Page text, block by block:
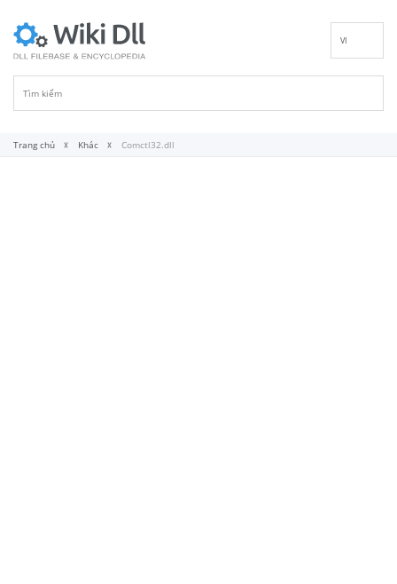
VI
Trang chủ Khác Comctl32.dll